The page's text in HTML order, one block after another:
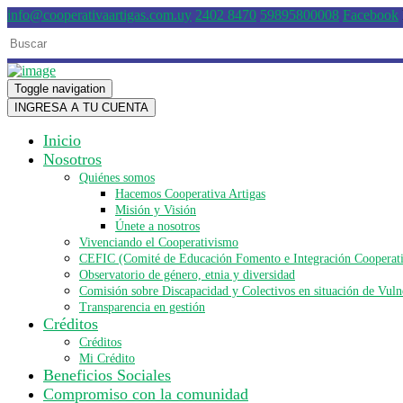
info@cooperativaartigas.com.uy 2402 8470 59895800008 Facebook
Toggle navigation
INGRESA A TU CUENTA
Inicio
Nosotros
Quiénes somos
Hacemos Cooperativa Artigas
Misión y Visión
Únete a nosotros
Vivenciando el Cooperativismo
CEFIC (Comité de Educación Fomento e Integración
Observatorio de género, etnia y diversidad
Comisión sobre Discapacidad y Colectivos en situación de
Transparencia en gestión
Créditos
Créditos
Mi Crédito
Beneficios Sociales
Compromiso con la comunidad